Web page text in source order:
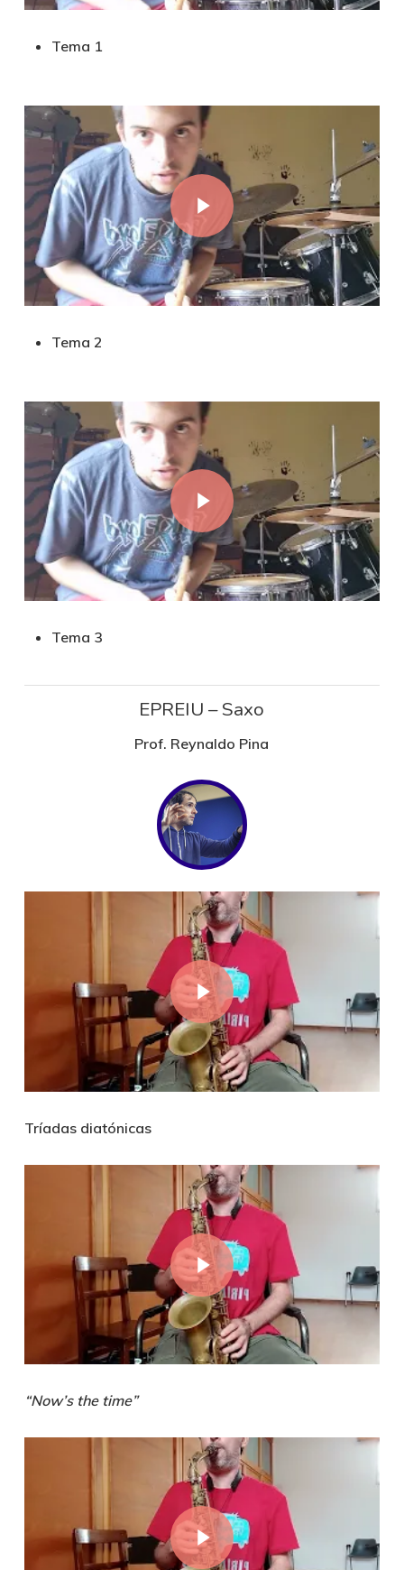
Tema 1
Play Video
Tema 2
Play Video
Tema 3
EPREIU – Saxo
Prof. Reynaldo Pina
Play Video
Tríadas diatónicas
Play Video
“Now’s the time”
Play Video